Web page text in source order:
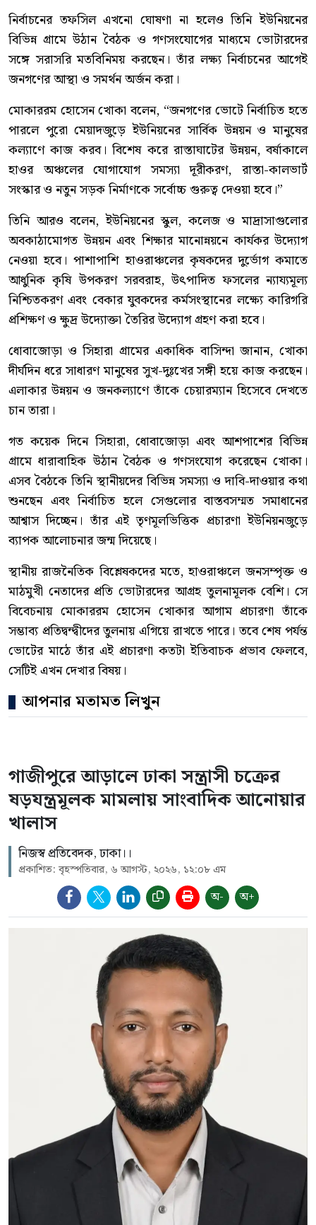
নির্বাচনের তফসিল এখনো ঘোষণা না হলেও তিনি ইউনিয়নের
বিভিন্ন গ্রামে উঠান বৈঠক ও গণসংযোগের মাধ্যমে ভোটারদের
সঙ্গে সরাসরি মতবিনিময় করছেন। তাঁর লক্ষ্য নির্বাচনের আগেই
জনগণের আস্থা ও সমর্থন অর্জন করা।
মোকাররম হোসেন খোকা বলেন, “জনগণের ভোটে নির্বাচিত হতে
পারলে পুরো মেয়াদজুড়ে ইউনিয়নের সার্বিক উন্নয়ন ও মানুষের
কল্যাণে কাজ করব। বিশেষ করে রাস্তাঘাটের উন্নয়ন, বর্ষাকালে
হাওর অঞ্চলের যোগাযোগ সমস্যা দূরীকরণ, রাস্তা-কালভার্ট
সংস্কার ও নতুন সড়ক নির্মাণকে সর্বোচ্চ গুরুত্ব দেওয়া হবে।”
তিনি আরও বলেন, ইউনিয়নের স্কুল, কলেজ ও মাদ্রাসাগুলোর
অবকাঠামোগত উন্নয়ন এবং শিক্ষার মানোন্নয়নে কার্যকর উদ্যোগ
নেওয়া হবে। পাশাপাশি হাওরাঞ্চলের কৃষকদের দুর্ভোগ কমাতে
আধুনিক কৃষি উপকরণ সরবরাহ, উৎপাদিত ফসলের ন্যায্যমূল্য
নিশ্চিতকরণ এবং বেকার যুবকদের কর্মসংস্থানের লক্ষ্যে কারিগরি
প্রশিক্ষণ ও ক্ষুদ্র উদ্যোক্তা তৈরির উদ্যোগ গ্রহণ করা হবে।
ধোবাজোড়া ও সিহারা গ্রামের একাধিক বাসিন্দা জানান, খোকা
দীর্ঘদিন ধরে সাধারণ মানুষের সুখ-দুঃখের সঙ্গী হয়ে কাজ করছেন।
এলাকার উন্নয়ন ও জনকল্যাণে তাঁকে চেয়ারম্যান হিসেবে দেখতে
চান তারা।
গত কয়েক দিনে সিহারা, ধোবাজোড়া এবং আশপাশের বিভিন্ন
গ্রামে ধারাবাহিক উঠান বৈঠক ও গণসংযোগ করেছেন খোকা।
এসব বৈঠকে তিনি স্থানীয়দের বিভিন্ন সমস্যা ও দাবি-দাওয়ার কথা
শুনছেন এবং নির্বাচিত হলে সেগুলোর বাস্তবসম্মত সমাধানের
আশ্বাস দিচ্ছেন। তাঁর এই তৃণমূলভিত্তিক প্রচারণা ইউনিয়নজুড়ে
ব্যাপক আলোচনার জন্ম দিয়েছে।
স্থানীয় রাজনৈতিক বিশ্লেষকদের মতে, হাওরাঞ্চলে জনসম্পৃক্ত ও
মাঠমুখী নেতাদের প্রতি ভোটারদের আগ্রহ তুলনামূলক বেশি। সে
বিবেচনায় মোকাররম হোসেন খোকার আগাম প্রচারণা তাঁকে
সম্ভাব্য প্রতিদ্বন্দ্বীদের তুলনায় এগিয়ে রাখতে পারে। তবে শেষ পর্যন্ত
ভোটের মাঠে তাঁর এই প্রচারণা কতটা ইতিবাচক প্রভাব ফেলবে,
সেটিই এখন দেখার বিষয়।
আপনার মতামত লিখুন
গাজীপুরে আড়ালে ঢাকা সন্ত্রাসী চক্রের
ষড়যন্ত্রমূলক মামলায় সাংবাদিক আনোয়ার
খালাস
নিজস্ব প্রতিবেদক, ঢাকা।।
প্রকাশিত: বৃহস্পতিবার, ৬ আগস্ট, ২০২৬, ১২:০৮ এম
অ- অ+